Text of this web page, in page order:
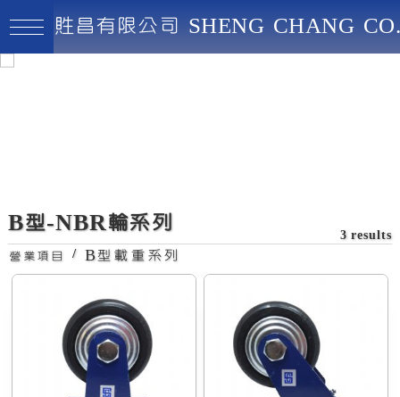
B型-NBR輪系列
3 results
營業項目 / B型載重系列
貹昌有限公司 SHENG CHANG